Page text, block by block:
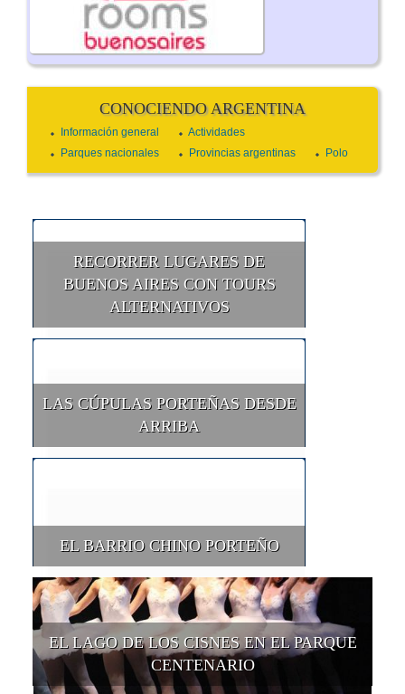
CONOCIENDO ARGENTINA
Información general
Actividades
Parques nacionales
Provincias argentinas Polo
RECORRER LUGARES DE
BUENOS AIRES CON TOURS
ALTERNATIVOS
LAS CÚPULAS PORTEÑAS DESDE
ARRIBA
EL BARRIO CHINO PORTEÑO
EL LAGO DE LOS CISNES EN EL PARQUE
CENTENARIO